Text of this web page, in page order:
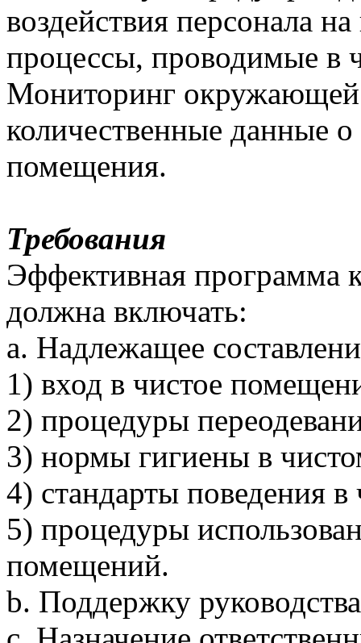
воздействия персонала
процессы, проводимые в
Мониторинг окружающей
количественные данные о
помещения.
Требования
Эффективная программа
должна включать:
a. Надлежащее
1) вход в чистое
2) процедуры
3) нормы гигиены в
4) стандарты поведения
5) процедуры
помещений.
b. Поддержку